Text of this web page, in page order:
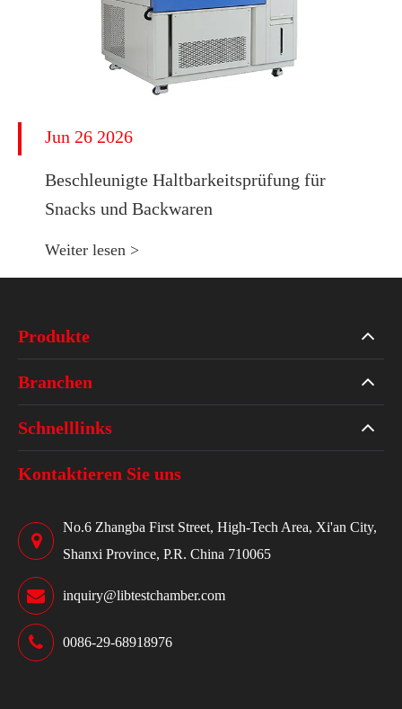
Jun 26 2026
Beschleunigte Haltbarkeitsprüfung für
Snacks und Backwaren
Weiter lesen >
Produkte
Branchen
Schnelllinks
Kontaktieren Sie uns
No.6 Zhangba First Street, High-Tech Area, Xi'an City,
Shanxi Province, P.R. China 710065
inquiry@libtestchamber.com
0086-29-68918976